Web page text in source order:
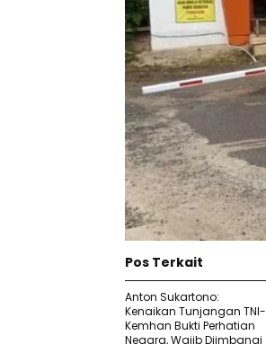
Pos Terkait
Anton Sukartono:
Kenaikan Tunjangan TNI-
Kemhan Bukti Perhatian
Negara, Wajib Diimbangi